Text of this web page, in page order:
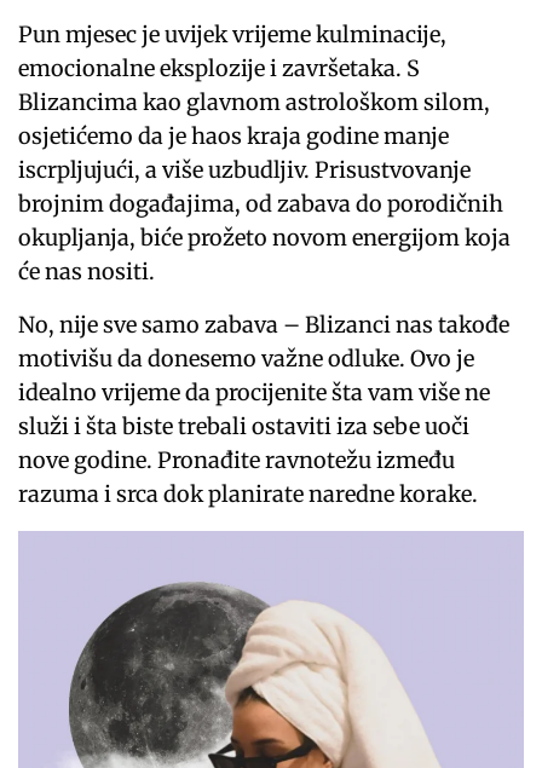
Pun mjesec je uvijek vrijeme kulminacije,
emocionalne eksplozije i završetaka. S
Blizancima kao glavnom astrološkom silom,
osjetićemo da je haos kraja godine manje
iscrpljujući, a više uzbudljiv. Prisustvovanje
brojnim događajima, od zabava do porodičnih
okupljanja, biće prožeto novom energijom koja
će nas nositi.
No, nije sve samo zabava – Blizanci nas takođe
motivišu da donesemo važne odluke. Ovo je
idealno vrijeme da procijenite šta vam više ne
služi i šta biste trebali ostaviti iza sebe uoči
nove godine. Pronađite ravnotežu između
razuma i srca dok planirate naredne korake.